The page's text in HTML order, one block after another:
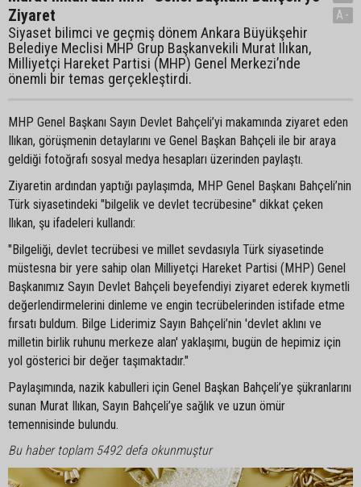
Ziyaret
Siyaset bilimci ve geçmiş dönem Ankara Büyükşehir
Belediye Meclisi MHP Grup Başkanvekili Murat Ilıkan,
Milliyetçi Hareket Partisi (MHP) Genel Merkezi’nde
önemli bir temas gerçekleştirdi.
A-
MHP Genel Başkanı Sayın Devlet Bahçeli’yi makamında ziyaret eden
Ilıkan, görüşmenin detaylarını ve Genel Başkan Bahçeli ile bir araya
geldiği fotoğrafı sosyal medya hesapları üzerinden paylaştı.
Ziyaretin ardından yaptığı paylaşımda, MHP Genel Başkanı Bahçeli’nin
Türk siyasetindeki "bilgelik ve devlet tecrübesine" dikkat çeken
Ilıkan, şu ifadeleri kullandı:
"Bilgeliği, devlet tecrübesi ve millet sevdasıyla Türk siyasetinde
müstesna bir yere sahip olan Milliyetçi Hareket Partisi (MHP) Genel
Başkanımız Sayın Devlet Bahçeli beyefendiyi ziyaret ederek kıymetli
değerlendirmelerini dinleme ve engin tecrübelerinden istifade etme
fırsatı buldum. Bilge Liderimiz Sayın Bahçeli’nin 'devlet aklını ve
milletin birlik ruhunu merkeze alan' yaklaşımı, bugün de hepimiz için
yol gösterici bir değer taşımaktadır."
Paylaşımında, nazik kabulleri için Genel Başkan Bahçeli’ye şükranlarını
sunan Murat Ilıkan, Sayın Bahçeli’ye sağlık ve uzun ömür
temennisinde bulundu.
Bu haber toplam 5492 defa okunmuştur